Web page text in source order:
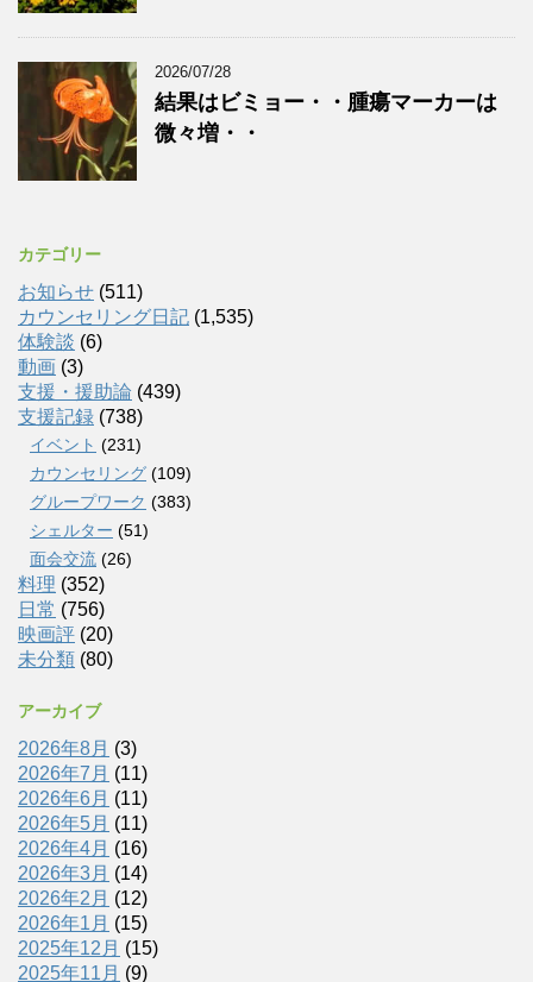
2026/07/28
結果はビミョー・・腫瘍マーカーは
微々増・・
カテゴリー
お知らせ (511)
カウンセリング日記 (1,535)
体験談 (6)
動画 (3)
支援・援助論 (439)
支援記録 (738)
イベント (231)
カウンセリング (109)
グループワーク (383)
シェルター (51)
面会交流 (26)
料理 (352)
日常 (756)
映画評 (20)
未分類 (80)
アーカイブ
2026年8月 (3)
2026年7月 (11)
2026年6月 (11)
2026年5月 (11)
2026年4月 (16)
2026年3月 (14)
2026年2月 (12)
2026年1月 (15)
2025年12月 (15)
2025年11月 (9)